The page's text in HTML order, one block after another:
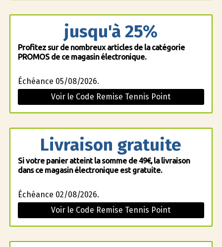
jusqu'à 25%
Profitez sur de nombreux articles de la catégorie
PROMOS de ce magasin électronique.
Échéance 05/08/2026.
Voir le Code Remise Tennis Point
Livraison gratuite
Si votre panier atteint la somme de 49€, la livraison
dans ce magasin électronique est gratuite.
Échéance 02/08/2026.
Voir le Code Remise Tennis Point